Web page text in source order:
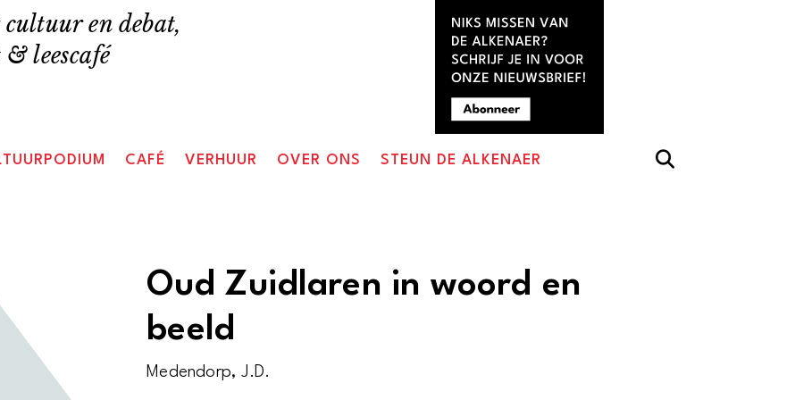
en debat,
leescafé
CAFÉ VERHUUR OVER ONS STEUN DE ALKENAER
Oud Zuidlaren in woord en
beeld
Medendorp, J.D.